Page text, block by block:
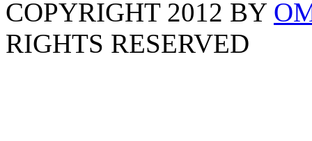
COPYRIGHT 2012 BY
RIGHTS RESERVED